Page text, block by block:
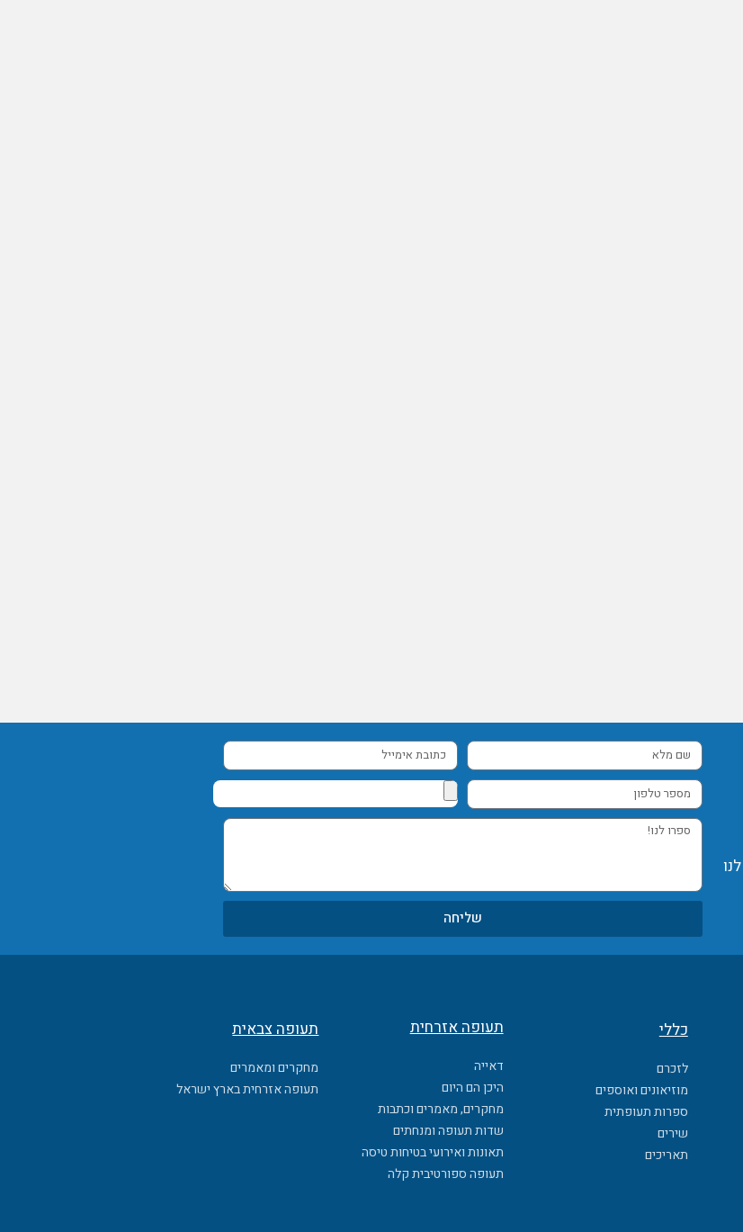
שם
מלא
כתובת
אימייל
מספר
טלפון
ספרו
שליחה
כללי
לזכרם
מוזיאונים ואוספים
ספרות תעופתית
שירים
תאריכים
תעופה אזרחית
דאייה
היכן הם היום
מחקרים, מאמרים וכתבות
שדות תעופה ומנחתים
תאונות ואירועי בטיחות טיסה
תעופה ספורטיבית קלה
תעופה צבאית
מחקרים ומאמרים
תעופה אזרחית בארץ ישראל